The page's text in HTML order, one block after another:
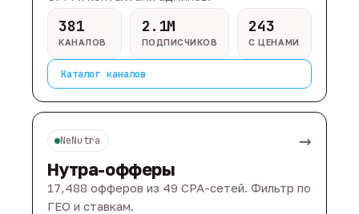
381
КАНАЛОВ
2.1M
ПОДПИСЧИКОВ
243
С ЦЕНАМИ
Каталог каналов
NeNutra →
Нутра-офферы
17,488 офферов из 49 CPA-сетей. Фильтр по
ГЕО и ставкам.